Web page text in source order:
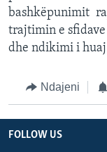
bashkëpunimit
trajtimin e
dhe ndikimi i huaj
Ndajeni
FOLLOW US